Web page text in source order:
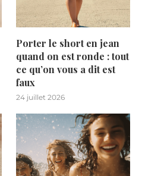
Porter le short en jean
quand on est ronde : tout
ce qu’on vous a dit est
faux
24 juillet 2026